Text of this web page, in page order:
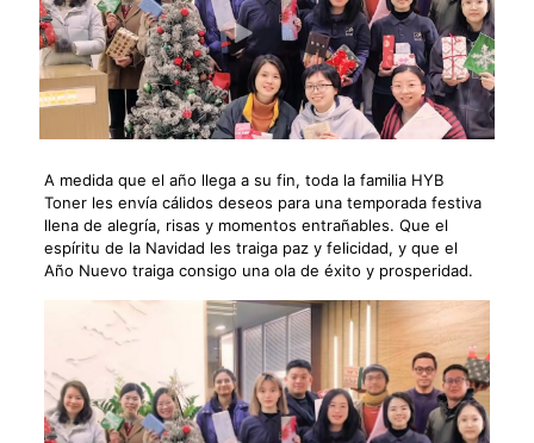
A medida que el año llega a su fin, toda la familia HYB
Toner les envía cálidos deseos para una temporada festiva
llena de alegría, risas y momentos entrañables. Que el
espíritu de la Navidad les traiga paz y felicidad, y que el
Año Nuevo traiga consigo una ola de éxito y prosperidad.